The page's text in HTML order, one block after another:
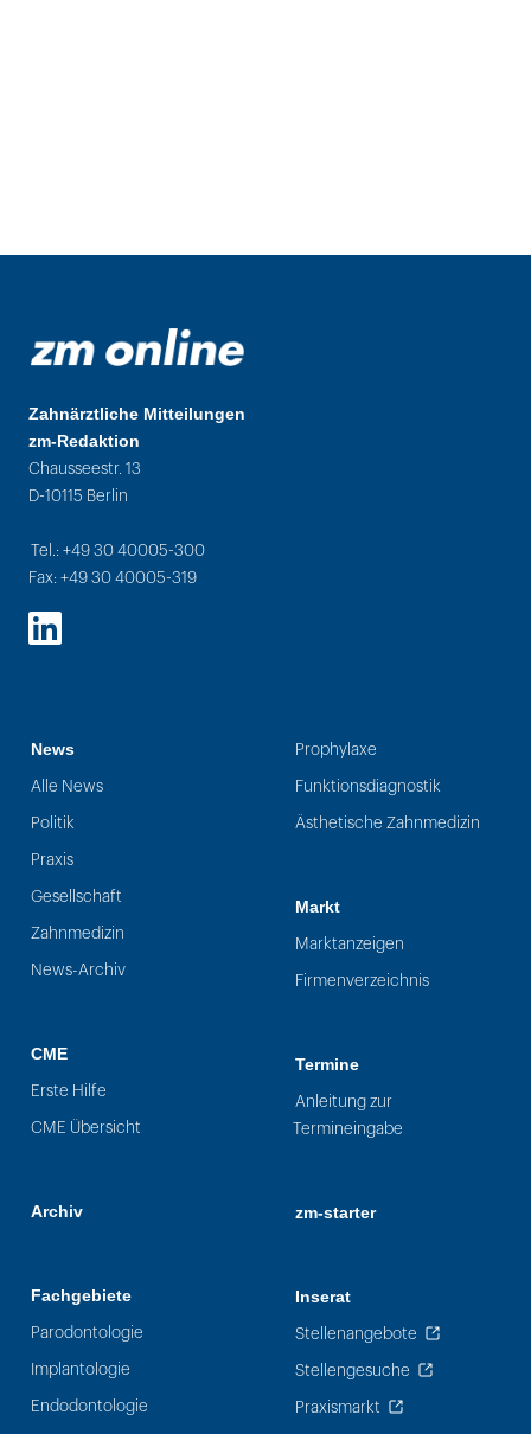
Zahnärztliche Mitteilungen
zm-Redaktion
Chausseestr. 13
D-10115 Berlin
Tel.: +49 30 40005-300
Fax: +49 30 40005-319
LinkedIn
News
Alle News
Politik
Praxis
Gesellschaft
Zahnmedizin
News-Archiv
CME
Erste Hilfe
CME Übersicht
Archiv
Fachgebiete
Parodontologie
Implantologie
Endodontologie
Prophylaxe
Funktionsdiagnostik
Ästhetische Zahnmedizin
Markt
Marktanzeigen
Firmenverzeichnis
Termine
Anleitung zur
Termineingabe
zm-starter
Inserat
Stellenangebote
Stellengesuche
Praxismarkt